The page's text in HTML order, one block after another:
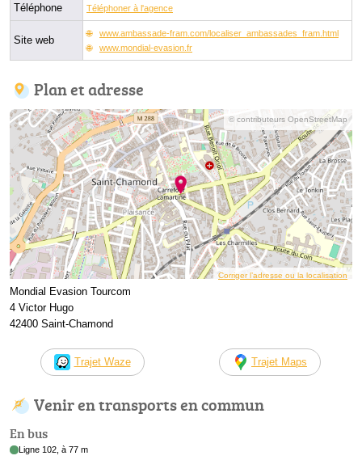
Téléphone Téléphoner à l'agence
Site web
www.ambassade-fram.com/localiser_ambassades_fram.html
www.mondial-evasion.fr
Plan et adresse
© contributeurs OpenStreetMap
Corriger l’adresse ou la localisation
Mondial Evasion Tourcom
4 Victor Hugo
42400 Saint-Chamond
Trajet Waze Trajet Maps
Venir en transports en commun
En bus
Ligne 102, à 77 m